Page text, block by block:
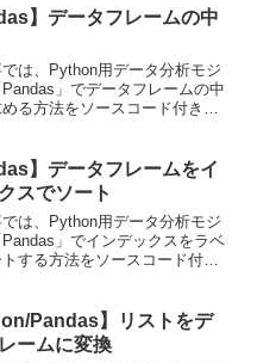
】データフレームの中
では、Python用データ分析モジ
Pandas」でデータフレームの中
る方法をソースコード付きで
】データフレームをイ
スでソート
は、Python用データ分析モジ
Pandas」でインデックスをラベ
する方法をソースコード付き
Pandas】リストをデ
ームに変換